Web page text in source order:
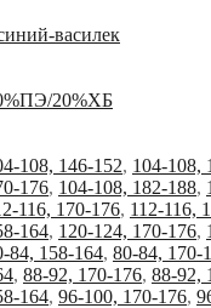
василек
20%ХБ
108, 146-152, 104-108,
176, 104-108, 182-188,
116, 170-176, 112-116,
164, 120-124, 170-176,
84, 158-164, 80-84, 170-
, 88-92, 170-176, 88-92,
164, 96-100, 170-176,